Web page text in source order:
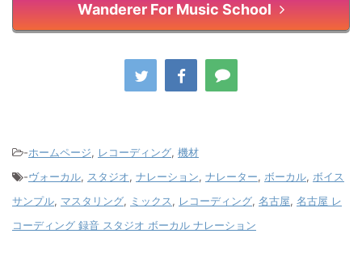
Wanderer For Music School
-ホームページ, レコーディング, 機材
-ヴォーカル, スタジオ, ナレーション, ナレーター, ボーカル, ボイス
サンプル, マスタリング, ミックス, レコーディング, 名古屋, 名古屋 レ
コーディング 録音 スタジオ ボーカル ナレーション